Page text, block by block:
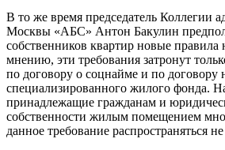
В то же время председатель Коллегии
Москвы «АБС» Антон Бакулин
собственников квартир новые правила
мнению, эти требования затронут
по договору о соцнайме и по договору
специализированного жилого фонда.
принадлежащие гражданам и
собственности жилым помещением
данное требование распространяться не